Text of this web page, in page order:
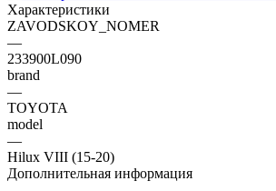
Характеристики
ZAVODSKOY_NOMER
—
233900L090
brand
—
TOYOTA
model
—
Hilux VIII (15-20)
Дополнительная информация